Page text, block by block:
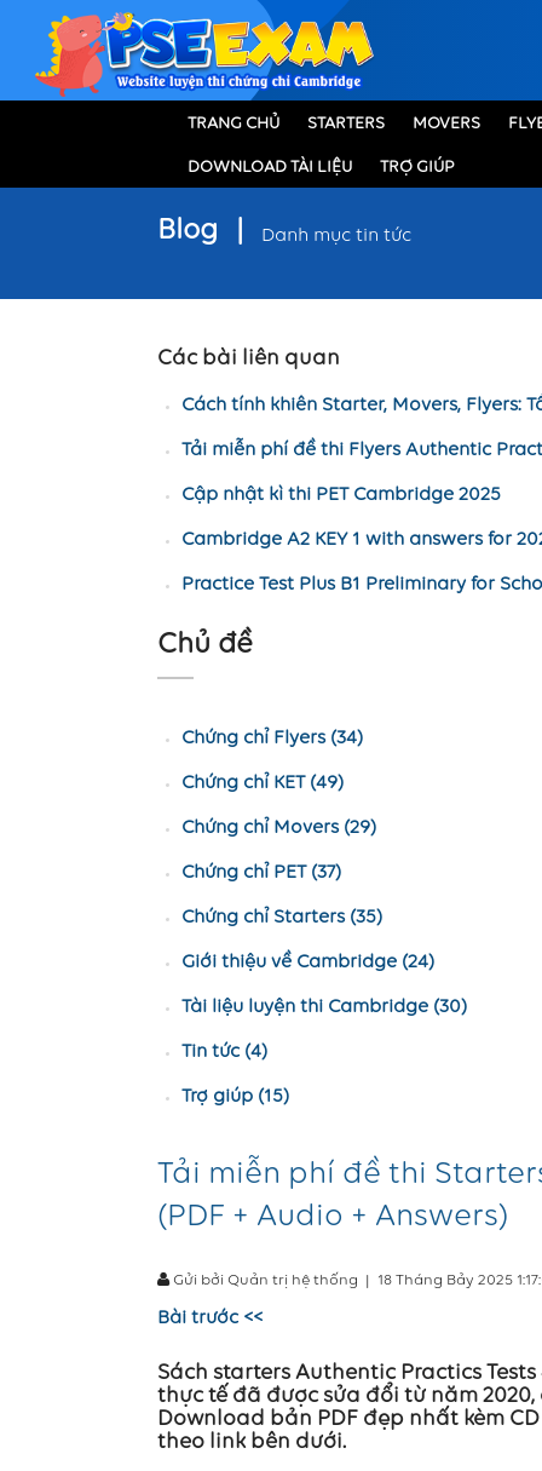
TRANG CHỦ STARTERS MOVERS
DOWNLOAD TÀI LIỆU TRỢ GIÚP
Blog Danh mục tin tức
Các bài liên quan
Cách tính khiên Starter, Movers, Flyers:
Tải miễn phí đề thi Flyers Authentic
Cập nhật kì thi PET Cambridge 2025
Cambridge A2 KEY 1 with answers for
Practice Test Plus B1 Preliminary for
Chủ đề
Chứng chỉ Flyers (34)
Chứng chỉ KET (49)
Chứng chỉ Movers (29)
Chứng chỉ PET (37)
Chứng chỉ Starters (35)
Giới thiệu về Cambridge (24)
Tài liệu luyện thi Cambridge (30)
Tin tức (4)
Trợ giúp (15)
Tải miễn phí đề thi
(PDF + Audio + Answers)
Gửi bởi Quản trị hệ thống | 18 Tháng Bảy 2025
Bài trước <<
Sách starters Authentic Practics
thực tế đã được sửa đổi từ năm
Download bản PDF đẹp nhất kèm
theo link bên dưới.